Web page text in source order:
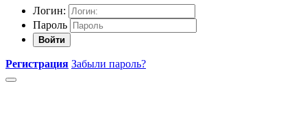
Логин:
Пароль
Войти
Регистрация Забыли пароль?